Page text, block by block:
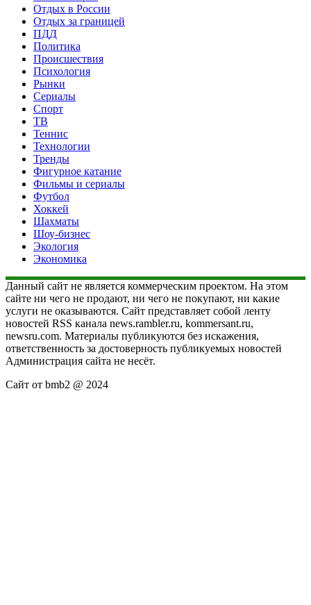
Отдых в России
Отдых за границей
ПДД
Политика
Происшествия
Психология
Рынки
Сериалы
Спорт
ТВ
Теннис
Технологии
Тренды
Фигурное катание
Фильмы и сериалы
Футбол
Хоккей
Шахматы
Шоу-бизнес
Экология
Экономика
Данный сайт не является коммерческим проектом. На этом
сайте ни чего не продают, ни чего не покупают, ни какие
услуги не оказываются. Сайт представляет собой ленту
новостей RSS канала news.rambler.ru, kommersant.ru,
newsru.com. Материалы публикуются без искажения,
ответственность за достоверность публикуемых новостей
Администрация сайта не несёт.
Сайт от bmb2 @ 2024